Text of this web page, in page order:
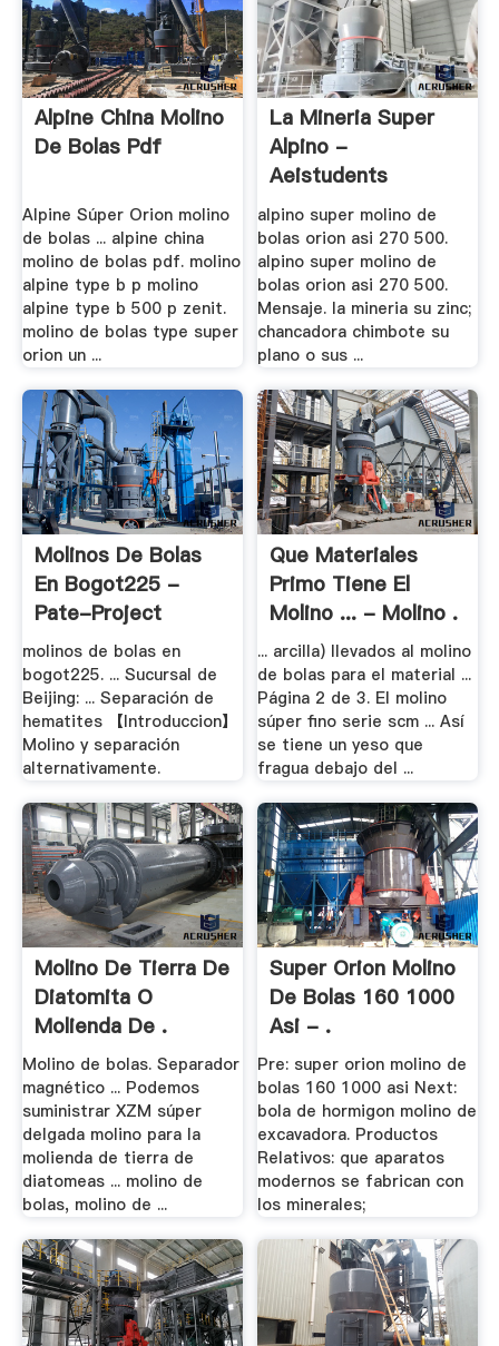
Alpine China Molino
De Bolas Pdf
Alpine Súper Orion molino
de bolas ... alpine china
molino de bolas pdf. molino
alpine type b p molino
alpine type b 500 p zenit.
molino de bolas type super
orion un ...
La Mineria Super
Alpino -
Aeistudents
alpino super molino de
bolas orion asi 270 500.
alpino super molino de
bolas orion asi 270 500.
Mensaje. la mineria su zinc;
chancadora chimbote su
plano o sus ...
Molinos De Bolas
En Bogot225 -
Pate-Project
molinos de bolas en
bogot225. ... Sucursal de
Beijing: ... Separación de
hematites 【Introduccion】
Molino y separación
alternativamente.
Que Materiales
Primo Tiene El
Molino ... - Molino .
... arcilla) llevados al molino
de bolas para el material ...
Página 2 de 3. El molino
súper fino serie scm ... Así
se tiene un yeso que
fragua debajo del ...
Molino De Tierra De
Diatomita O
Molienda De .
Molino de bolas. Separador
magnético ... Podemos
suministrar XZM súper
delgada molino para la
molienda de tierra de
diatomeas ... molino de
bolas, molino de ...
Super Orion Molino
De Bolas 160 1000
Asi - .
Pre: super orion molino de
bolas 160 1000 asi Next:
bola de hormigon molino de
excavadora. Productos
Relativos: que aparatos
modernos se fabrican con
los minerales;